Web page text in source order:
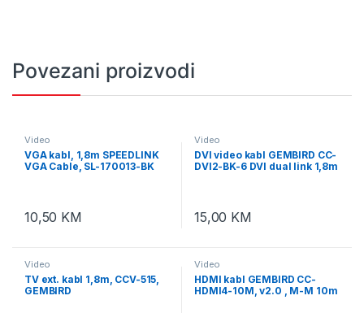
Povezani proizvodi
Video
VGA kabl, 1,8m SPEEDLINK
VGA Cable, SL-170013-BK
10,50 KM
Video
DVI video kabl GEMBIRD CC-
DVI2-BK-6 DVI dual link 1,8m
15,00 KM
Video
TV ext. kabl 1,8m, CCV-515,
GEMBIRD
Video
HDMI kabl GEMBIRD CC-
HDMI4-10M, v2.0 , M-M 10m